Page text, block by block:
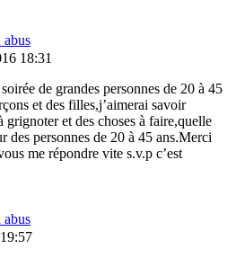
abus
18:31
de grandes personnes de 20 à 45
et des filles,j’aimerai savoir
grignoter et des choses à faire,quelle
des personnes de 20 à 45 ans.Merci
me répondre vite s.v.p c’est
abus